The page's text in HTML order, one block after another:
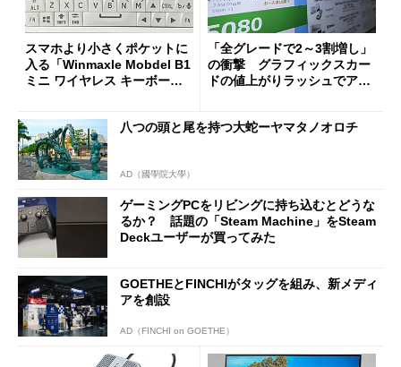
スマホより小さくポケットに
入る「Winmaxle Mobdel B1
ミニ ワイヤレス キーボー
「全グレードで2～3割増し」
の衝撃 グラフィックスカー
ドの値上がりラッシュでアキ
八つの頭と尾を持つ大蛇ーヤマタノオロチ
AD（國學院大學）
ゲーミングPCをリビングに持ち込むとどうな
るか？ 話題の「Steam Machine」をSteam
Deckユーザーが買ってみた
GOETHEとFINCHIがタッグを組み、新メディ
アを創設
AD（FINCHI on GOETHE）